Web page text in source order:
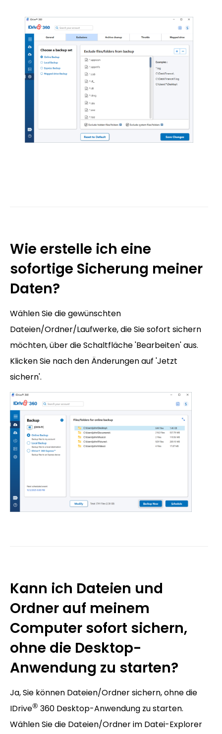
Wie erstelle ich eine
sofortige Sicherung meiner
Daten?
Wählen Sie die gewünschten
Dateien/Ordner/Laufwerke, die Sie sofort sichern
möchten, über die Schaltfläche 'Bearbeiten' aus.
Klicken Sie nach den Änderungen auf 'Jetzt
sichern'.
Kann ich Dateien und
Ordner auf meinem
Computer sofort sichern,
ohne die Desktop-
Anwendung zu starten?
Ja, Sie können Dateien/Ordner sichern, ohne die
IDrive® 360 Desktop-Anwendung zu starten.
Wählen Sie die Dateien/Ordner im Datei-Explorer